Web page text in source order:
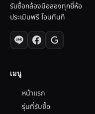
รับซื้อกล้องมือสองทุกยี่ห้อ
ประเมินฟรี โอนทันที
เมนู
หน้าแรก
รุ่นที่รับซื้อ